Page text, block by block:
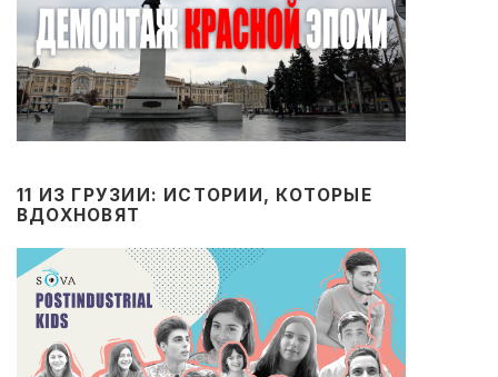
11 ИЗ ГРУЗИИ: ИСТОРИИ, КОТОРЫЕ
ВДОХНОВЯТ